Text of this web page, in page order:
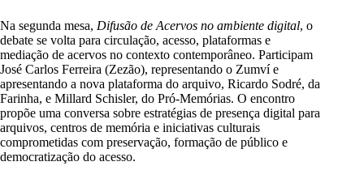
Na segunda mesa, Difusão de Acervos no ambiente digital, o
debate se volta para circulação, acesso, plataformas e
mediação de acervos no contexto contemporâneo. Participam
José Carlos Ferreira (Zezão), representando o Zumví e
apresentando a nova plataforma do arquivo, Ricardo Sodré, da
Farinha, e Millard Schisler, do Pró-Memórias. O encontro
propõe uma conversa sobre estratégias de presença digital para
arquivos, centros de memória e iniciativas culturais
comprometidas com preservação, formação de público e
democratização do acesso.